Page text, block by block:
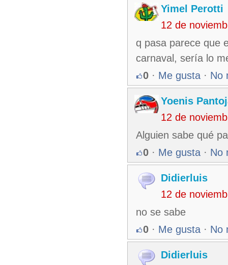
Yimel Perotti
12 de
q pasa parece que
carnaval, sería lo
0 · Me gusta · No
Yoenis
12 de
Alguien sabe qué
0 · Me gusta · No
Didierluis
12 de
no se sabe
0 · Me gusta · No
Didierluis